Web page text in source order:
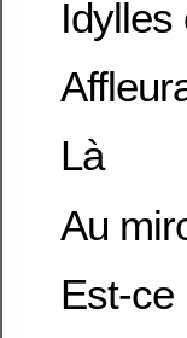
Idylles
Là
Au
Est-ce